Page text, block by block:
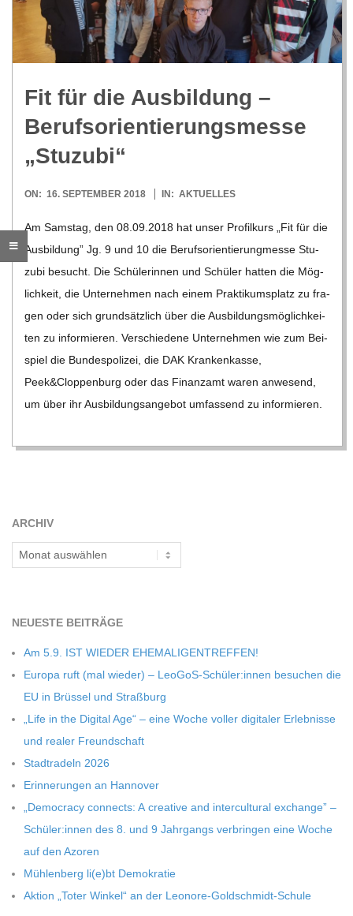
R
E
G
O
L
D
S
C
H
M
I
D
-
S
C
H
U
L
E
Fit für die Aus­bil­dung –
Berufs­ori­en­tie­rungs­messe
„Stu­zubi“
2018-
ON: 16. SEPTEMBER 2018 IN: AKTUELLES
Am Sams­tag, den 08.09.2018 hat unser Pro­fil­kurs „Fit für die
Aus­bil­dung” Jg. 9 und 10 die Berufs­ori­en­tie­rung­messe Stu­
zubi besucht. Die Schü­le­rin­nen und Schü­ler hat­ten die Mög­
lich­keit, die Unter­neh­men nach einem Prak­ti­kums­platz zu fra­
gen oder sich grund­sätz­lich über die Aus­bil­dungs­mög­lich­kei­
ten zu infor­mie­ren. Ver­schie­dene Unter­neh­men wie zum Bei­
spiel die Bun­des­po­li­zei, die DAK Kran­ken­kasse,
Peek&Cloppenburg oder das Finanz­amt waren anwe­send,
um über ihr Aus­bil­dungs­an­ge­bot umfas­send zu infor­mie­ren.
ARCHIV
Archiv
NEU­ESTE BEITRÄGE
Am 5.9. IST WIEDER EHEMALIGENTREFFEN!
Europa ruft (mal wie­der) – LeoGoS-Schüler:innen besu­chen die
EU in Brüs­sel und Straßburg
„Life in the Digi­tal Age“ – eine Woche vol­ler digi­ta­ler Erleb­nisse
und rea­ler Freundschaft
Stadt­ra­deln 2026
Erin­ne­run­gen an Hannover
„Demo­cracy con­nects: A crea­tive and inter­cul­tu­ral exch­ange” –
Schüler:innen des 8. und 9 Jahr­gangs ver­brin­gen eine Woche
auf den Azoren
Müh­len­berg li(e)bt Demokratie
Aktion „Toter Win­kel“ an der Leonore-Goldschmidt-Schule